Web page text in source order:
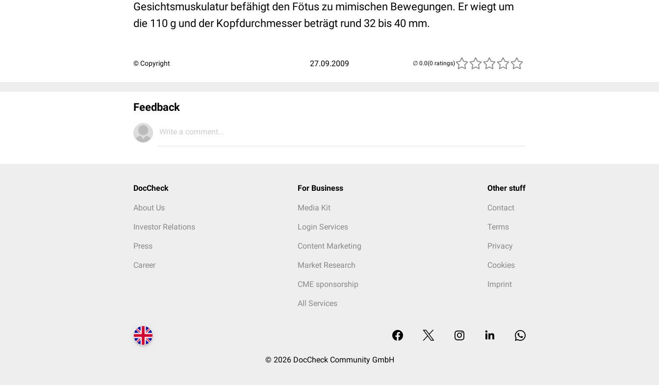
Gesichtsmuskulatur befähigt den Fötus zu mimischen Bewegungen. Er wiegt um
die 110 g und der Kopfdurchmesser beträgt rund 32 bis 40 mm.
© Copyright 27.09.2009 (0 ratings)
Feedback
Write a comment...
DocCheck
About Us
Investor Relations
Press
Career
For Business
Media Kit
Login Services
Content Marketing
Market Research
CME sponsorship
All Services
Other stuff
Contact
Terms
Privacy
Cookies
Imprint
© 2026 DocCheck Community GmbH